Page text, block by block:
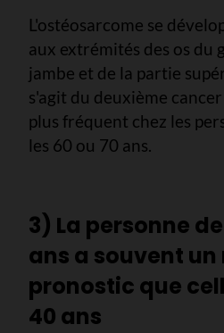
L'ostéosarcome se
aux extrémités des os du
jambe et de la partie
s'agit du deuxième
plus fréquent chez les
les 60 ou 70 ans.
3) La personne
ans a souvent
pronostic que
40 ans